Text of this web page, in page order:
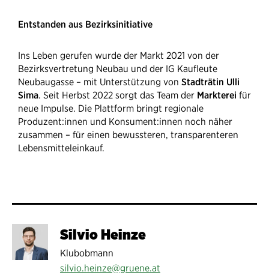
Entstanden aus Bezirksinitiative
Ins Leben gerufen wurde der Markt 2021 von der
Bezirksvertretung Neubau und der IG Kaufleute
Neubaugasse – mit Unterstützung von Stadträtin Ulli
Sima. Seit Herbst 2022 sorgt das Team der Markterei für
neue Impulse. Die Plattform bringt regionale
Produzent:innen und Konsument:innen noch näher
zusammen – für einen bewussteren, transparenteren
Lebensmitteleinkauf.
Silvio Heinze
Klubobmann
silvio.heinze@gruene.at